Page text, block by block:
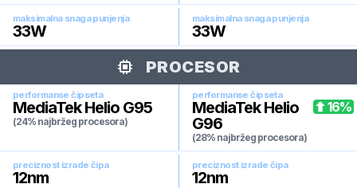
maksimalna snaga punjenja
33W
maksimalna snaga punjenja
33W
PROCESOR
performanse čipseta
MediaTek Helio G95
(24% najbržeg procesora)
performanse čipseta
MediaTek Helio
G96
(28% najbržeg procesora)
16%
preciznost izrade čipa
12nm
preciznost izrade čipa
12nm